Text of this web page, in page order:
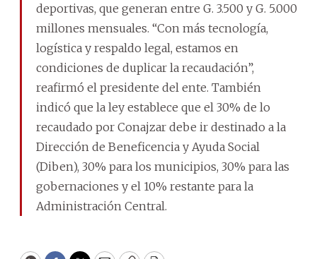
deportivas, que generan entre G. 3.500 y G. 5.000
millones mensuales. “Con más tecnología,
logística y respaldo legal, estamos en
condiciones de duplicar la recaudación”,
reafirmó el presidente del ente. También
indicó que la ley establece que el 30% de lo
recaudado por Conajzar debe ir destinado a la
Dirección de Beneficencia y Ayuda Social
(Diben), 30% para los municipios, 30% para las
gobernaciones y el 10% restante para la
Administración Central.